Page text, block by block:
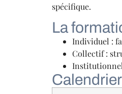
spécifique.
La
Individuel :
Collectif :